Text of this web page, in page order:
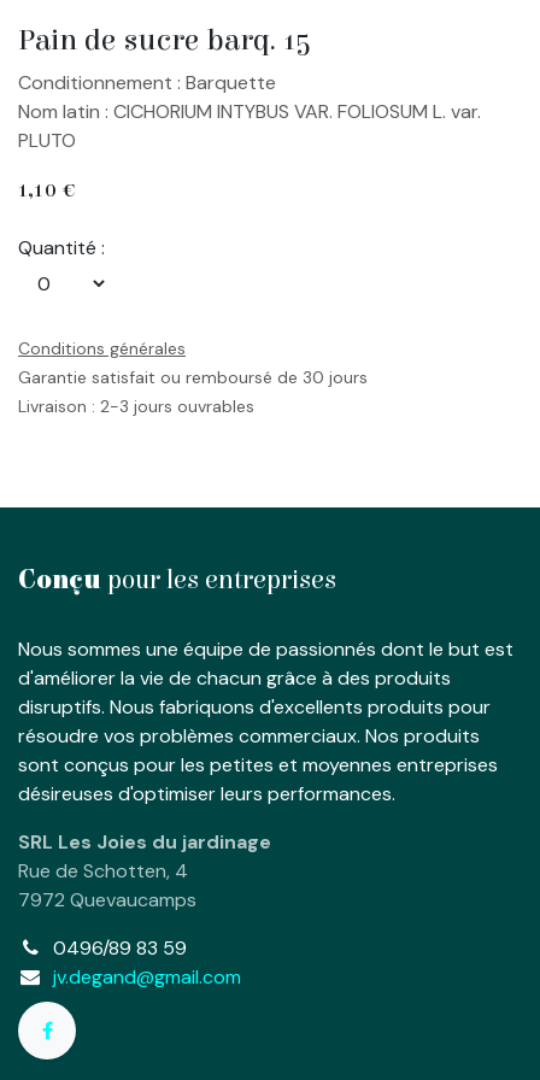
Pain de sucre barq. 15
Conditionnement : Barquette
Nom latin : CICHORIUM INTYBUS VAR. FOLIOSUM L. var.
PLUTO
1,10 €
Quantité :
Conditions générales
Garantie satisfait ou remboursé de 30 jours
Livraison : 2-3 jours ouvrables
Conçu pour les entreprises
Nous sommes une équipe de passionnés dont le but est
d'améliorer la vie de chacun grâce à des produits
disruptifs. Nous fabriquons d'excellents produits pour
résoudre vos problèmes commerciaux. Nos produits
sont conçus pour les petites et moyennes entreprises
désireuses d'optimiser leurs performances.
SRL Les Joies du jardinage
Rue de Schotten, 4
7972 Quevaucamps
0496/89 83 59
jv.degand@gmail.com